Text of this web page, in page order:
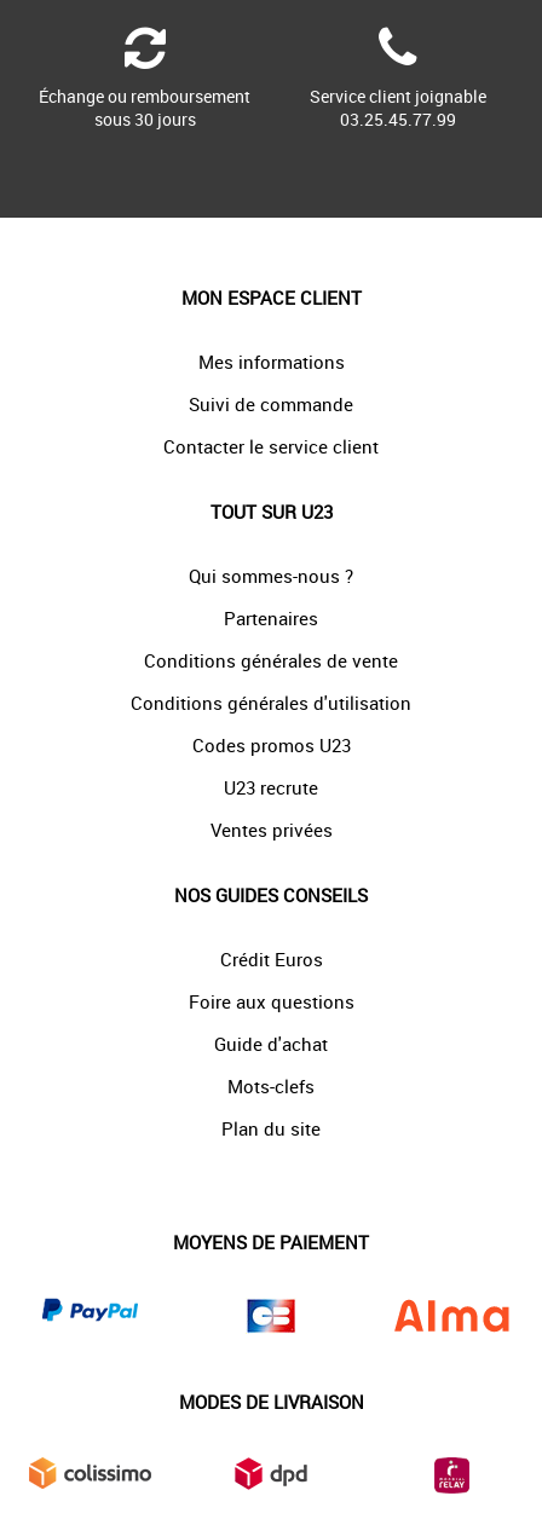
Échange ou remboursement
sous 30 jours
Service client joignable
03.25.45.77.99
MON ESPACE CLIENT
Mes informations
Suivi de commande
Contacter le service client
TOUT SUR U23
Qui sommes-nous ?
Partenaires
Conditions générales de vente
Conditions générales d'utilisation
Codes promos U23
U23 recrute
Ventes privées
NOS GUIDES CONSEILS
Crédit Euros
Foire aux questions
Guide d'achat
Mots-clefs
Plan du site
MOYENS DE PAIEMENT
MODES DE LIVRAISON